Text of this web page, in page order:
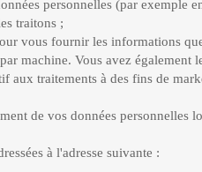
personnelles (par exemple
traitons ;
fournir les informations
machine. Vous avez également
traitements à des fins de
de vos données personnelles
à l'adresse suivante :